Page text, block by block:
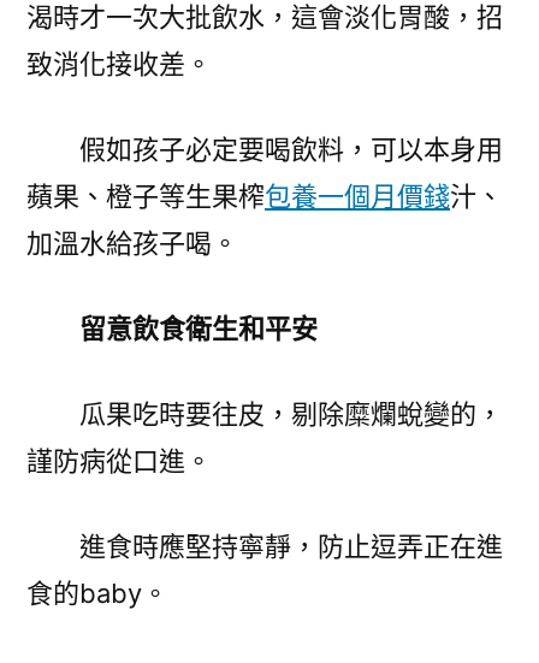
渴時才一次大批飲水，這會淡化胃酸，招
致消化接收差。
假如孩子必定要喝飲料，可以本身用
蘋果、橙子等生果榨包養一個月價錢汁、
加溫水給孩子喝。
留意飲食衛生和平安
瓜果吃時要往皮，剔除糜爛蛻變的，
謹防病從口進。
進食時應堅持寧靜，防止逗弄正在進
食的baby。